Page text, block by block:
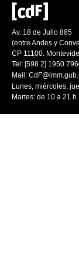
Av. 18 de Julio 885
(entre Andes y
CP 11100.
Tel: [598 2] 1950
Mail:
Lunes, miércoles,
Martes: de 10 a 21